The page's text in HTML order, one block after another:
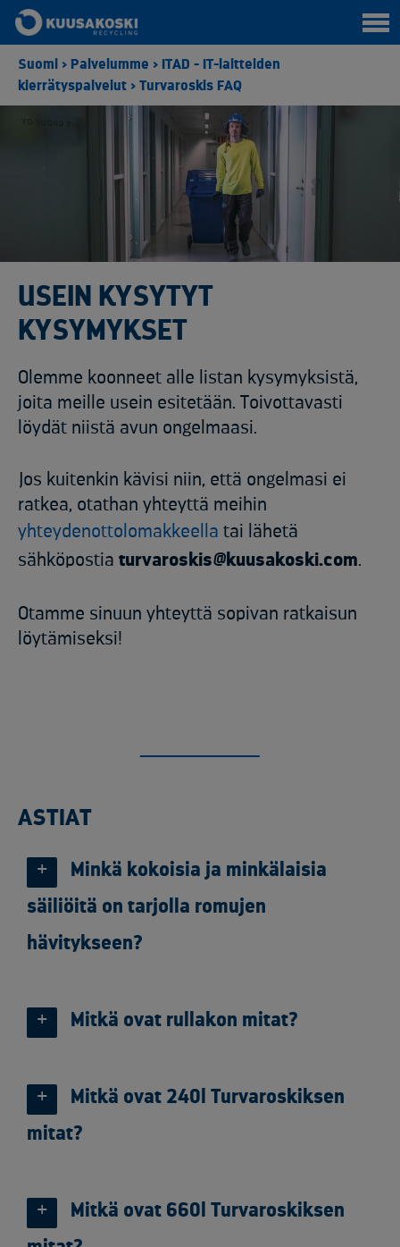
Suomi > Palvelumme > ITAD - IT-laitteiden
kierrätyspalvelut > Turvaroskis FAQ
USEIN KYSYTYT
KYSYMYKSET
Olemme koonneet alle listan kysymyksistä,
joita meille usein esitetään. Toivottavasti
löydät niistä avun ongelmaasi.
Jos kuitenkin kävisi niin, että ongelmasi ei
ratkea, otathan yhteyttä meihin
yhteydenottolomakkeella tai lähetä
sähköpostia turvaroskis@kuusakoski.com.
Otamme sinuun yhteyttä sopivan ratkaisun
löytämiseksi!
ASTIAT
Minkä kokoisia ja minkälaisia
säiliöitä on tarjolla romujen
hävitykseen?
Mitkä ovat rullakon mitat?
Mitkä ovat 240l Turvaroskiksen
mitat?
Mitkä ovat 660l Turvaroskiksen